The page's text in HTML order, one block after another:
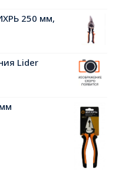
250 мм,
Lider